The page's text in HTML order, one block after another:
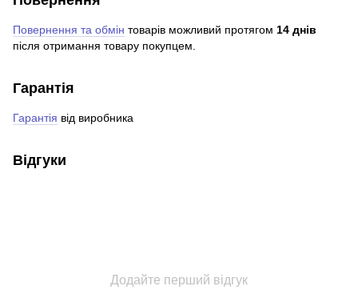
Повернення та обмін товарів можливий протягом 14 днів
після отримання товару покупцем.
Гарантія
Гарантія від виробника
Відгуки
Додайте перший відгук